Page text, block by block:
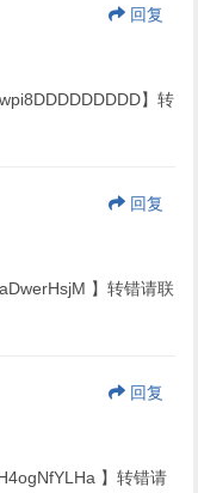
回复
】转
回复
】转错请联
回复
】转错请